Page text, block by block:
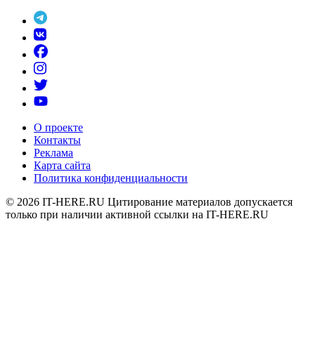
О проекте
Контакты
Реклама
Карта сайта
Политика конфиденциальности
© 2026 IT-HERE.RU Цитирование материалов допускается
только при наличии активной ссылки на IT-HERE.RU